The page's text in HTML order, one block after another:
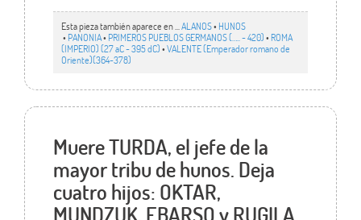
Esta pieza también aparece en ... ALANOS• HUNOS
• PANONIA• PRIMEROS PUEBLOS GERMANOS (….. - 420)• ROMA
(IMPERIO) (27 aC - 395 dC)•VALENTE (Emperador romano de
Oriente)(364-378)
Muere TURDA, el jefe de la
mayor tribu de hunos. Deja
cuatro hijos: OKTAR,
MUNDZUK, EBARSO y RUGILA.